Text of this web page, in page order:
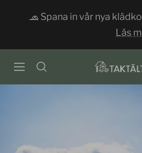
🧢 Spana in vår nya
Läs
Navigering